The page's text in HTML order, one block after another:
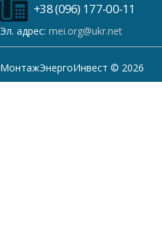
+38 (096) 177-00-11
Эл. адрес: mei.org@ukr.net
МонтажЭнергоИнвест © 2026